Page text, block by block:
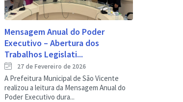
Mensagem Anual do Poder
Executivo – Abertura dos
Trabalhos Legislati...
27 de Fevereiro de 2026
A Prefeitura Municipal de São Vicente
realizou a leitura da Mensagem Anual do
Poder Executivo dura...